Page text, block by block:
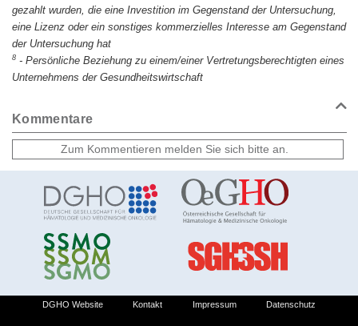
gezahlt wurden, die eine Investition im Gegenstand der Untersuchung,
eine Lizenz oder ein sonstiges kommerzielles Interesse am Gegenstand
der Untersuchung hat
8 - Persönliche Beziehung zu einem/einer Vertretungsberechtigten eines
Unternehmens der Gesundheitswirtschaft
Kommentare
DGHO Website Kontakt Impressum Datenschutz